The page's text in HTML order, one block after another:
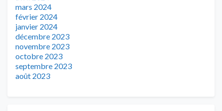
mars 2024
février 2024
janvier 2024
décembre 2023
novembre 2023
octobre 2023
septembre 2023
août 2023